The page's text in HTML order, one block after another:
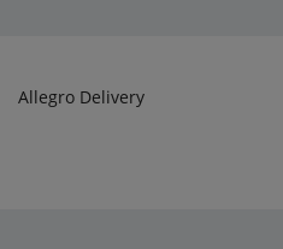
Allegro Delivery